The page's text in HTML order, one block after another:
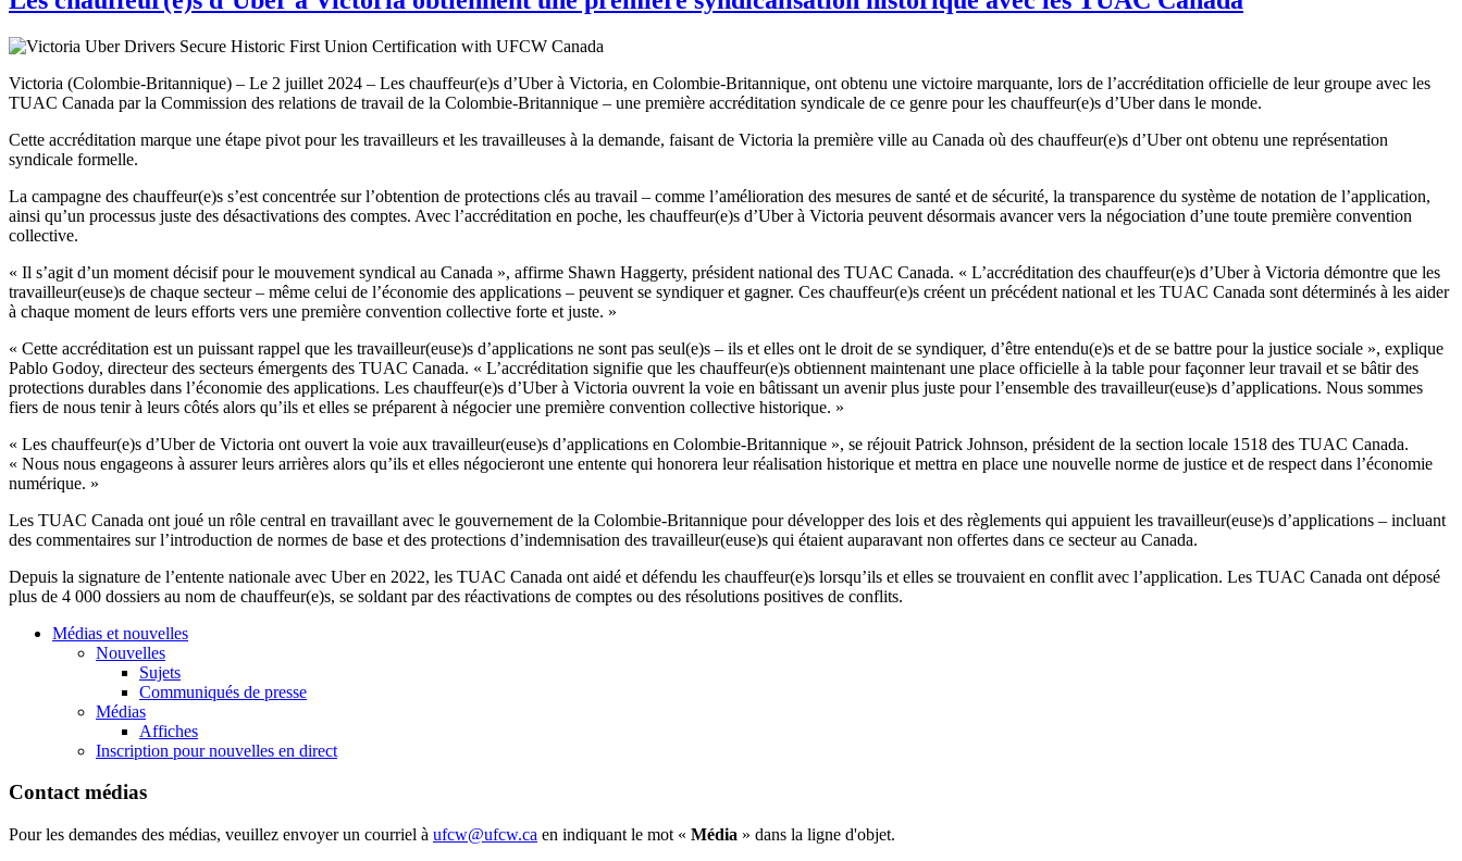
Victoria (Colombie-Britannique) – Le 2 juillet 2024 – Les chauffeur(e)s d’Uber à Victoria, en Colombie-Britannique, ont obtenu une victoire marquante, lors de l’accréditation officielle de leur groupe avec les
TUAC Canada par la Commission des relations de travail de la Colombie-Britannique – une première accréditation syndicale de ce genre pour les chauffeur(e)s d’Uber dans le monde.
Cette accréditation marque une étape pivot pour les travailleurs et les travailleuses à la demande, faisant de Victoria la première ville au Canada où des chauffeur(e)s d’Uber ont obtenu une représentation
syndicale formelle.
La campagne des chauffeur(e)s s’est concentrée sur l’obtention de protections clés au travail – comme l’amélioration des mesures de santé et de sécurité, la transparence du système de notation de l’application,
ainsi qu’un processus juste des désactivations des comptes. Avec l’accréditation en poche, les chauffeur(e)s d’Uber à Victoria peuvent désormais avancer vers la négociation d’une toute première convention
collective.
« Il s’agit d’un moment décisif pour le mouvement syndical au Canada », affirme Shawn Haggerty, président national des TUAC Canada. « L’accréditation des chauffeur(e)s d’Uber à Victoria démontre que les
travailleur(euse)s de chaque secteur – même celui de l’économie des applications – peuvent se syndiquer et gagner. Ces chauffeur(e)s créent un précédent national et les TUAC Canada sont déterminés à les aider
à chaque moment de leurs efforts vers une première convention collective forte et juste. »
« Cette accréditation est un puissant rappel que les travailleur(euse)s d’applications ne sont pas seul(e)s – ils et elles ont le droit de se syndiquer, d’être entendu(e)s et de se battre pour la justice sociale », explique
Pablo Godoy, directeur des secteurs émergents des TUAC Canada. « L’accréditation signifie que les chauffeur(e)s obtiennent maintenant une place officielle à la table pour façonner leur travail et se bâtir des
protections durables dans l’économie des applications. Les chauffeur(e)s d’Uber à Victoria ouvrent la voie en bâtissant un avenir plus juste pour l’ensemble des travailleur(euse)s d’applications. Nous sommes
fiers de nous tenir à leurs côtés alors qu’ils et elles se préparent à négocier une première convention collective historique. »
« Les chauffeur(e)s d’Uber de Victoria ont ouvert la voie aux travailleur(euse)s d’applications en Colombie-Britannique », se réjouit Patrick Johnson, président de la section locale 1518 des TUAC Canada.
« Nous nous engageons à assurer leurs arrières alors qu’ils et elles négocieront une entente qui honorera leur réalisation historique et mettra en place une nouvelle norme de justice et de respect dans l’économie
numérique. »
Les TUAC Canada ont joué un rôle central en travaillant avec le gouvernement de la Colombie-Britannique pour développer des lois et des règlements qui appuient les travailleur(euse)s d’applications – incluant
des commentaires sur l’introduction de normes de base et des protections d’indemnisation des travailleur(euse)s qui étaient auparavant non offertes dans ce secteur au Canada.
Depuis la signature de l’entente nationale avec Uber en 2022, les TUAC Canada ont aidé et défendu les chauffeur(e)s lorsqu’ils et elles se trouvaient en conflit avec l’application. Les TUAC Canada ont déposé
plus de 4 000 dossiers au nom de chauffeur(e)s, se soldant par des réactivations de comptes ou des résolutions positives de conflits.
Médias et nouvelles
Nouvelles
Sujets
Communiqués de presse
Médias
Affiches
Inscription pour nouvelles en direct
Contact médias
Pour les demandes des médias, veuillez envoyer un courriel à ufcw@ufcw.ca en indiquant le mot « Média » dans la ligne d'objet.